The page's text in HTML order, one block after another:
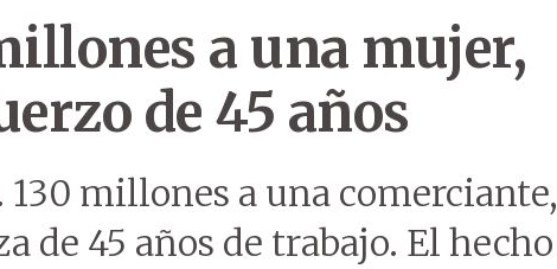
a una mujer,
de 45 años
millones a una comerciante,
de 45 años de trabajo. El hecho